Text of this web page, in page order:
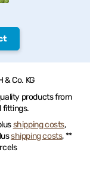
& Co. KG
products from
fittings.
shipping costs,
shipping costs, **